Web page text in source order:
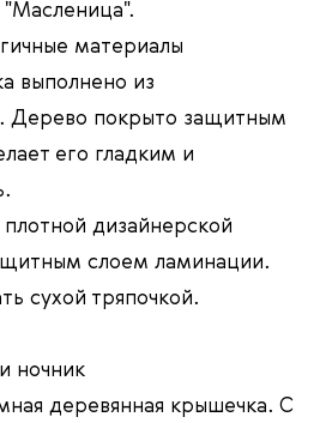
"Масленица".
материалы
выполнено из
Дерево покрыто защитным
его гладким и
дизайнерской
слоем ламинации.
сухой тряпочкой.
ночник
деревянная крышечка. С